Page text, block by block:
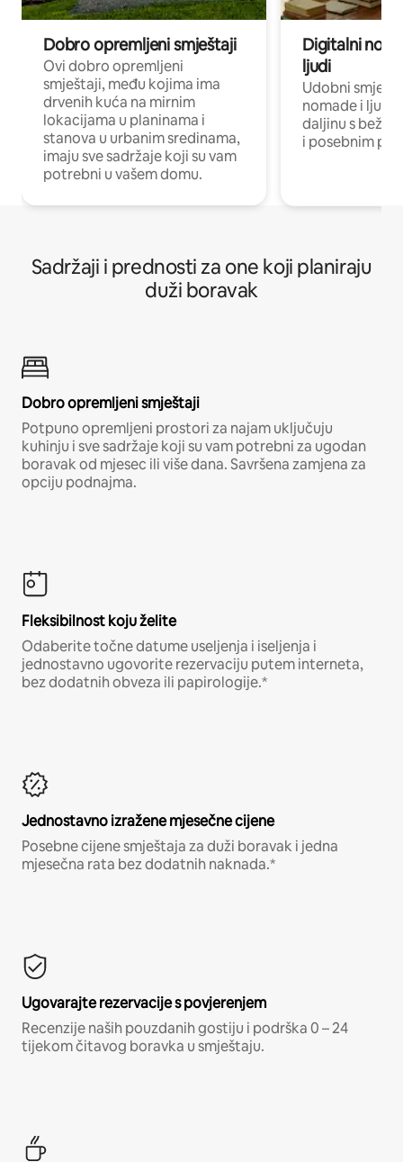
Dobro opremljeni smještaji
Ovi dobro opremljeni
smještaji, među kojima ima
drvenih kuća na mirnim
lokacijama u planinama i
stanova u urbanim sredinama,
imaju sve sadržaje koji su vam
potrebni u vašem domu.
Digitalni
ljudi
Udobni
nomade i ljude
daljinu s
i posebnim
Sadržaji i prednosti za one koji planiraju
duži boravak
Dobro opremljeni smještaji
Potpuno opremljeni prostori za najam uključuju
kuhinju i sve sadržaje koji su vam potrebni za ugodan
boravak od mjesec ili više dana. Savršena zamjena za
opciju podnajma.
Fleksibilnost koju želite
Odaberite točne datume useljenja i iseljenja i
jednostavno ugovorite rezervaciju putem interneta,
bez dodatnih obveza ili papirologije.*
Jednostavno izražene mjesečne cijene
Posebne cijene smještaja za duži boravak i jedna
mjesečna rata bez dodatnih naknada.*
Ugovarajte rezervacije s povjerenjem
Recenzije naših pouzdanih gostiju i podrška 0 – 24
tijekom čitavog boravka u smještaju.